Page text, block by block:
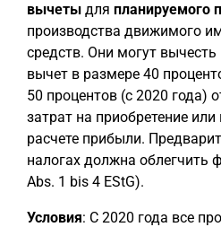
вычеты для планируемого
производства движимого
средств. Они могут
вычет в размере 40
50 процентов (с 2020 года)
затрат на приобретение
расчете прибыли.
налогах должна облегчить
Abs. 1 bis 4 EStG).
Условия: С 2020 года все